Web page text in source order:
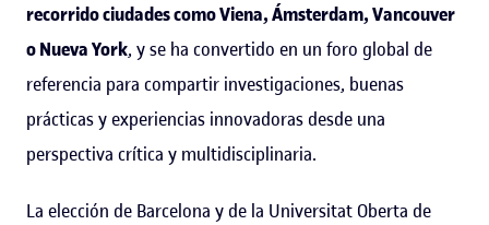
recorrido ciudades como Viena, Ámsterdam, Vancouver
o Nueva York, y se ha convertido en un foro global de
referencia para compartir investigaciones, buenas
prácticas y experiencias innovadoras desde una
perspectiva crítica y multidisciplinaria.
La elección de Barcelona y de la Universitat Oberta de